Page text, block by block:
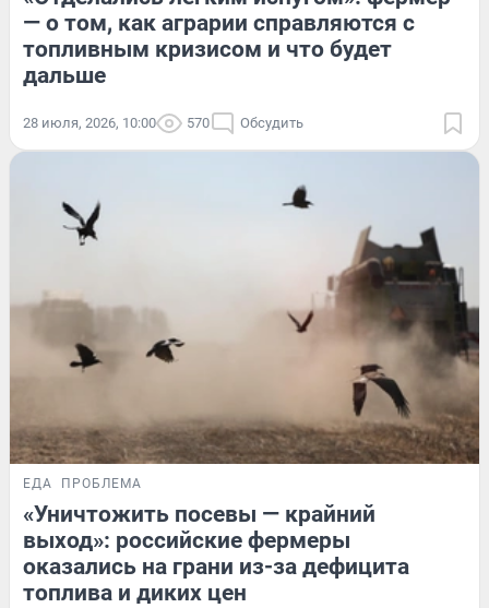
— о том, как аграрии справляются с
топливным кризисом и что будет
дальше
28 июля, 2026, 10:00 570 Обсудить
ЕДА ПРОБЛЕМА
«Уничтожить посевы — крайний
выход»: российские фермеры
оказались на грани из-за дефицита
топлива и диких цен